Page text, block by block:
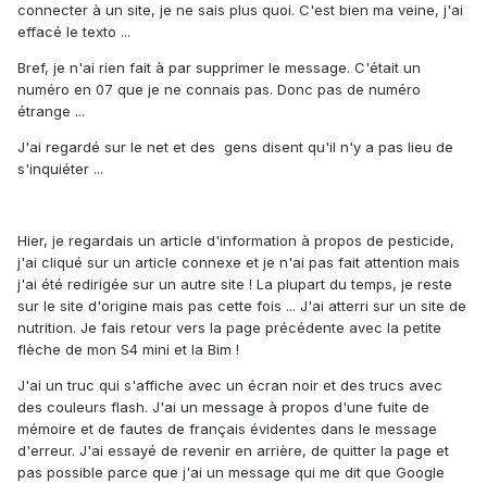
connecter à un site, je ne sais plus quoi. C'est bien ma veine, j'ai
effacé le texto ...
Bref, je n'ai rien fait à par supprimer le message. C'était un
numéro en 07 que je ne connais pas. Donc pas de numéro
étrange ...
J'ai regardé sur le net et des gens disent qu'il n'y a pas lieu de
s'inquiéter ...
Hier, je regardais un article d'information à propos de pesticide,
j'ai cliqué sur un article connexe et je n'ai pas fait attention mais
j'ai été redirigée sur un autre site ! La plupart du temps, je reste
sur le site d'origine mais pas cette fois ... J'ai atterri sur un site de
nutrition. Je fais retour vers la page précédente avec la petite
flèche de mon S4 mini et la Bim !
J'ai un truc qui s'affiche avec un écran noir et des trucs avec
des couleurs flash. J'ai un message à propos d'une fuite de
mémoire et de fautes de français évidentes dans le message
d'erreur. J'ai essayé de revenir en arrière, de quitter la page et
pas possible parce que j'ai un message qui me dit que Google